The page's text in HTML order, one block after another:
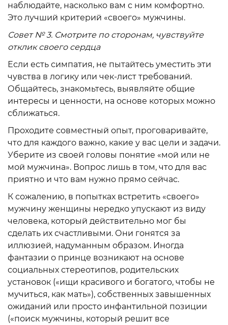
наблюдайте, насколько вам с ним комфортно.
Это лучший критерий «своего» мужчины.
Совет № 3. Смотрите по сторонам, чувствуйте
отклик своего сердца
Если есть симпатия, не пытайтесь уместить эти
чувства в логику или чек-лист требований.
Общайтесь, знакомьтесь, выявляйте общие
интересы и ценности, на основе которых можно
сближаться.
Проходите совместный опыт, проговаривайте,
что для каждого важно, какие у вас цели и задачи.
Уберите из своей головы понятие «мой или не
мой мужчина». Вопрос лишь в том, что для вас
приятно и что вам нужно прямо сейчас.
К сожалению, в попытках встретить «своего»
мужчину женщины нередко упускают из виду
человека, который действительно мог бы
сделать их счастливыми. Они гонятся за
иллюзией, надуманным образом. Иногда
фантазии о принце возникают на основе
социальных стереотипов, родительских
установок («ищи красивого и богатого, чтобы не
мучиться, как мать»), собственных завышенных
ожиданий или просто инфантильной позиции
(«поиск мужчины, который решит все